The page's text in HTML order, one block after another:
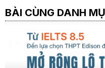
BÀI CÙNG DANH